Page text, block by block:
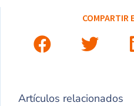
COMPARTIR
Artículos relacionados